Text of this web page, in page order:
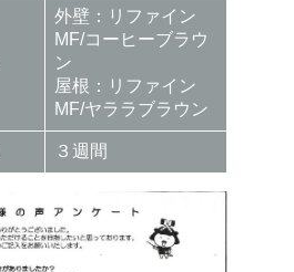
外壁：リファイン
MF/コーヒーブラウ
ン
屋根：リファイン
MF/ヤララブラウン
３週間